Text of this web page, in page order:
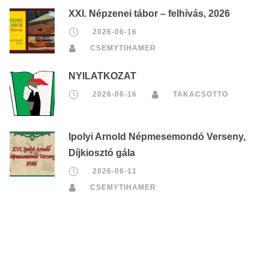
XXI. Népzenei tábor – felhívás, 2026
2026-06-16
CSEMYTIHAMER
NYILATKOZAT
2026-06-16 TAKACSOTTO
Ipolyi Arnold Népmesemondó Verseny,
Díjkiosztó gála
2026-06-11
CSEMYTIHAMER